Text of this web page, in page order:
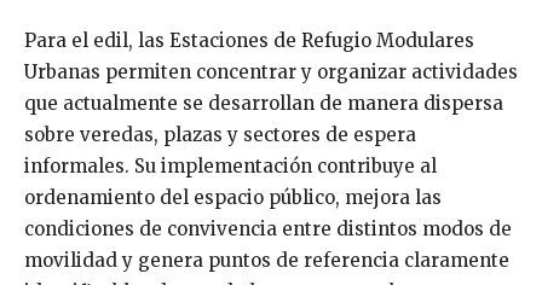
Para el edil, las Estaciones de Refugio Modulares
Urbanas permiten concentrar y organizar actividades
que actualmente se desarrollan de manera dispersa
sobre veredas, plazas y sectores de espera
informales. Su implementación contribuye al
ordenamiento del espacio público, mejora las
condiciones de convivencia entre distintos modos de
movilidad y genera puntos de referencia claramente